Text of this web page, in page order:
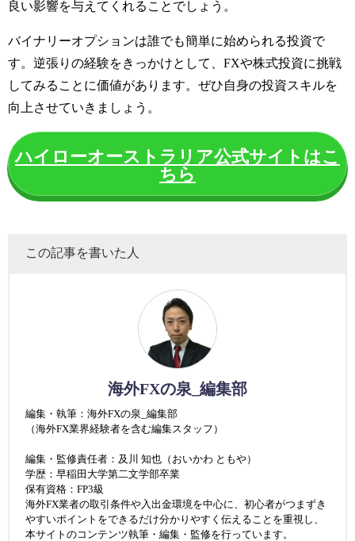
良い影響を与えてくれることでしょう。
バイナリーオプションは誰でも簡単に始められる投資で
す。逆張りの経験をきっかけとして、FXや株式投資に挑戦
してみることに価値があります。ぜひ自身の投資スキルを
向上させていきましょう。
ハイローオーストラリア公式サイトはこ
ちら
この記事を書いた人
海外FXの泉_編集部
編集・執筆：海外FXの泉_編集部
（海外FX業界経験者を含む編集スタッフ）
編集・監修責任者：及川 知也（おいかわ ともや）
学歴：早稲田大学第二文学部卒業
保有資格：FP3級
海外FX業者の取引条件や入出金環境を中心に、初心者がつまずき
やすいポイントをできるだけ分かりやすく伝えることを重視し、
本サイトのコンテンツ執筆・編集・監修を行っています。